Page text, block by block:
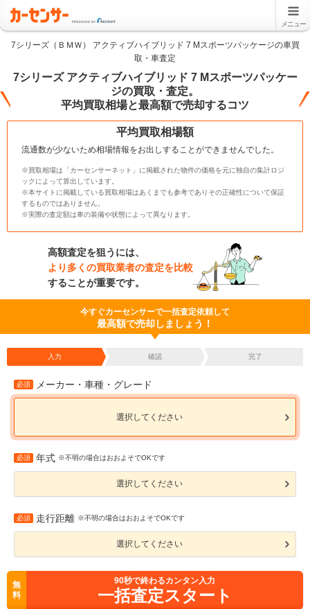
メニュー
7シリーズ（ＢＭＷ） アクティブハイブリッド 7 Mスポーツパッケージの車買
取・車査定
7シリーズ アクティブハイブリッド 7 Mスポーツパッケー
ジの買取・査定。
平均買取相場と最高額で売却するコツ
平均買取相場額
流通数が少ないため相場情報をお出しすることができませんでした。
※買取相場は「カーセンサーネット」に掲載された物件の価格を元に独自の集計ロジ
ックによって算出しています。
※本サイトに掲載している買取相場はあくまでも参考でありその正確性について保証
するものではありません。
※実際の査定額は車の装備や状態によって異なります。
高額査定を狙うには、
より多くの買取業者の査定を比較
することが重要です。
今すぐカーセンサーで一括査定依頼して
最高額で売却しましょう！
入力 確認 完了
必須 メーカー・車種・グレード
選択してください
必須 年式 ※不明の場合はおおよそでOKです
選択してください
必須 走行距離 ※不明の場合はおおよそでOKです
選択してください
無
料
90秒で終わるカンタン入力
一括査定スタート